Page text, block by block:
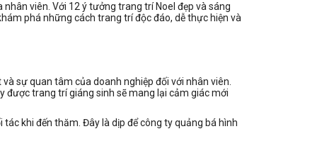
viên. Với 12 ý tưởng trang trí Noel đẹp và sáng
phá những cách trang trí độc đáo, dễ thực hiện và
sự quan tâm của doanh nghiệp đối với nhân viên.
được trang trí giáng sinh sẽ mang lại cảm giác mới
khi đến thăm. Đây là dịp để công ty quảng bá hình